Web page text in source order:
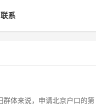
联系